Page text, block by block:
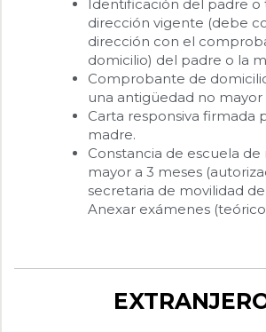
Identificación del padre o
dirección vigente (debe
dirección con el
domicilio) del padre o la
Comprobante de
una antigüedad no mayor
Carta responsiva firmada
madre.
Constancia de escuela
mayor a 3 meses
secretaria de movilidad de
Anexar exámenes